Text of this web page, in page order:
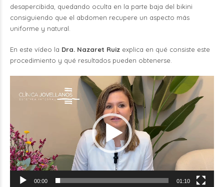
desapercibida, quedando oculta en la parte baja del bikini
consiguiendo que el abdomen recupere un aspecto más
uniforme y natural.
En este vídeo la Dra. Nazaret Ruiz explica en qué consiste este
procedimiento y qué resultados pueden obtenerse.
vídeo
00:00 01:10